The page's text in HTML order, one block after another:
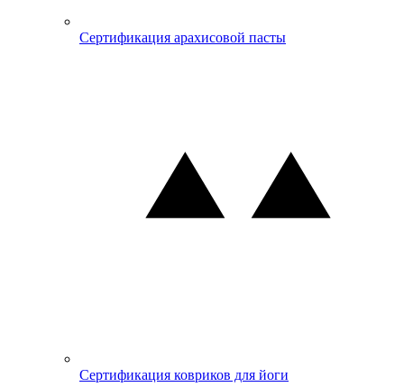
Сертификация арахисовой пасты
Сертификация ковриков для йоги